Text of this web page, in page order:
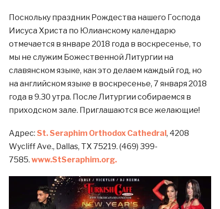
Поскольку праздник Рождества нашего Господа
Иисуса Христа по Юлианскому календарю
отмечается в январе 2018 года в воскресенье, то
мы не служим Божественной Литургии на
славянском языке, как это делаем каждый год, но
на английском языке в воскресенье, 7 января 2018
года в 9.30 утра. После Литургии собираемся в
приходском зале. Приглашаются все желающие!
Адрес: St. Seraphim Orthodox Cathedral , 4208
Wycliff Ave., Dallas, TX 75219. (469) 399-
7585. www.StSeraphim.org.